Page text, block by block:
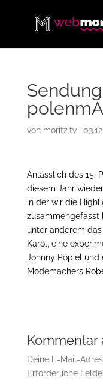
von moritz.tv|
Anlässlich des 15.
diesem Jahr
in der wir die
zusammengefasst
unter anderem
Karol, eine
Johnny Popiel und
Modemachers
Kommentar
Deine E-Mail-
Erforderliche